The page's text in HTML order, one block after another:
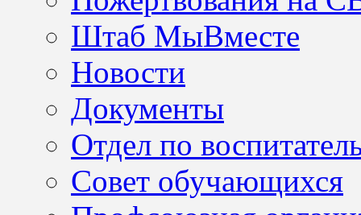
Штаб МыВместе
Новости
Документы
Отдел по
Совет обучающихся